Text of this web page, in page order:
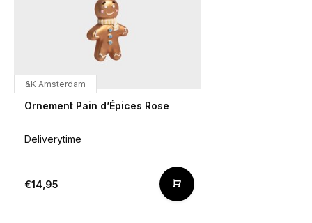
&K Amsterdam
Ornement Pain d’Épices Rose
Deliverytime
€14,95